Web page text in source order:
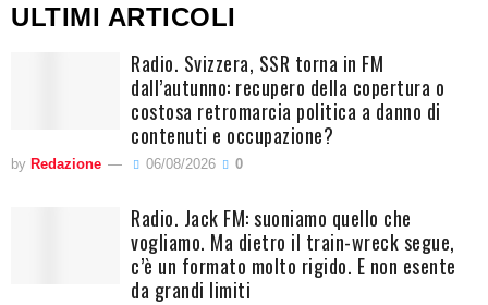
ULTIMI ARTICOLI
Radio. Svizzera, SSR torna in FM
dall’autunno: recupero della copertura o
costosa retromarcia politica a danno di
contenuti e occupazione?
by Redazione 06/08/2026 0
Radio. Jack FM: suoniamo quello che
vogliamo. Ma dietro il train-wreck segue,
c’è un formato molto rigido. E non esente
da grandi limiti